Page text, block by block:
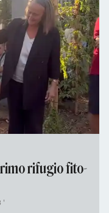
rifugio fito-